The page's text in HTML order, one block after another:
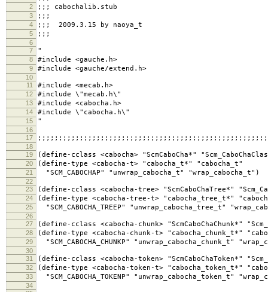
2 ;;; cabochalib.stub
3 ;;;
4 ;;; 2009.3.15 by naoya_t
5 ;;;
6
7
"
8 #include <gauche.h>
9 #include <gauche/extend.h>
10
11
#include <mecab.h>
12 #include \"mecab.h\"
13 #include <cabocha.h>
14 #include \"cabocha.h\"
15 "
16
17
18
19
(define-cclass <cabocha> "ScmCaboCha*"
20 (define-type <cabocha-t> "cabocha_t*" "cabocha_t"
21 "SCM_CABOCHAP" "unwrap_cabocha_t" "wrap_cabocha_t")
22
23
(define-cclass <cabocha-tree> "ScmCaboChaTree*"
24 (define-type <cabocha-tree-t> "cabocha_tree_t*"
25 "SCM_CABOCHA_TREEP" "unwrap_cabocha_tree_t"
26
27
(define-cclass <cabocha-chunk> "ScmCaboChaChunk*"
28 (define-type <cabocha-chunk-t> "cabocha_chunk_t*"
29 "SCM_CABOCHA_CHUNKP" "unwrap_cabocha_chunk_t"
30
31
(define-cclass <cabocha-token> "ScmCaboChaToken*"
32 (define-type <cabocha-token-t> "cabocha_token_t*"
33 "SCM_CABOCHA_TOKENP" "unwrap_cabocha_token_t"
34